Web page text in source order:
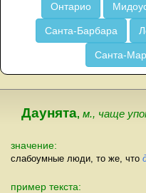
Онтарио
Санта-Барбара
Санта-
Даунята, м., чаще
значение:
слабоумные люди, то же, что
пример текста: